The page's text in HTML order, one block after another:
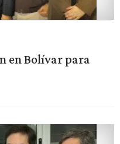
en Bolívar para